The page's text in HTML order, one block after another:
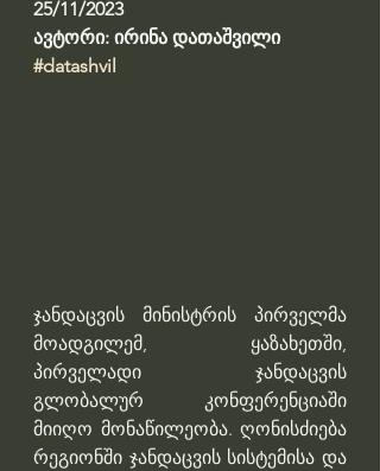
25/11/2023
ავტორი: ირინა დათაშვილი
#datashvil
ჯანდაცვის მინისტრის პირველმა
მოადგილემ, ყაზახეთში,
პირველადი ჯანდაცვის
გლობალურ კონფერენციაში
მიიღო მონაწილეობა. ღონისძიება
რეგიონში ჯანდაცვის სისტემისა და